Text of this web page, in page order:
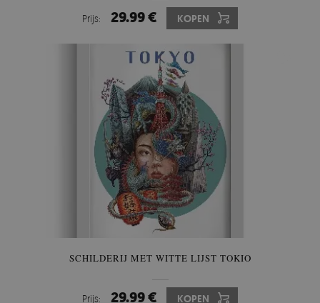
Prijs: 29.99 € KOPEN
SCHILDERIJ MET WITTE LIJST TOKIO
Prijs: 29.99 € KOPEN